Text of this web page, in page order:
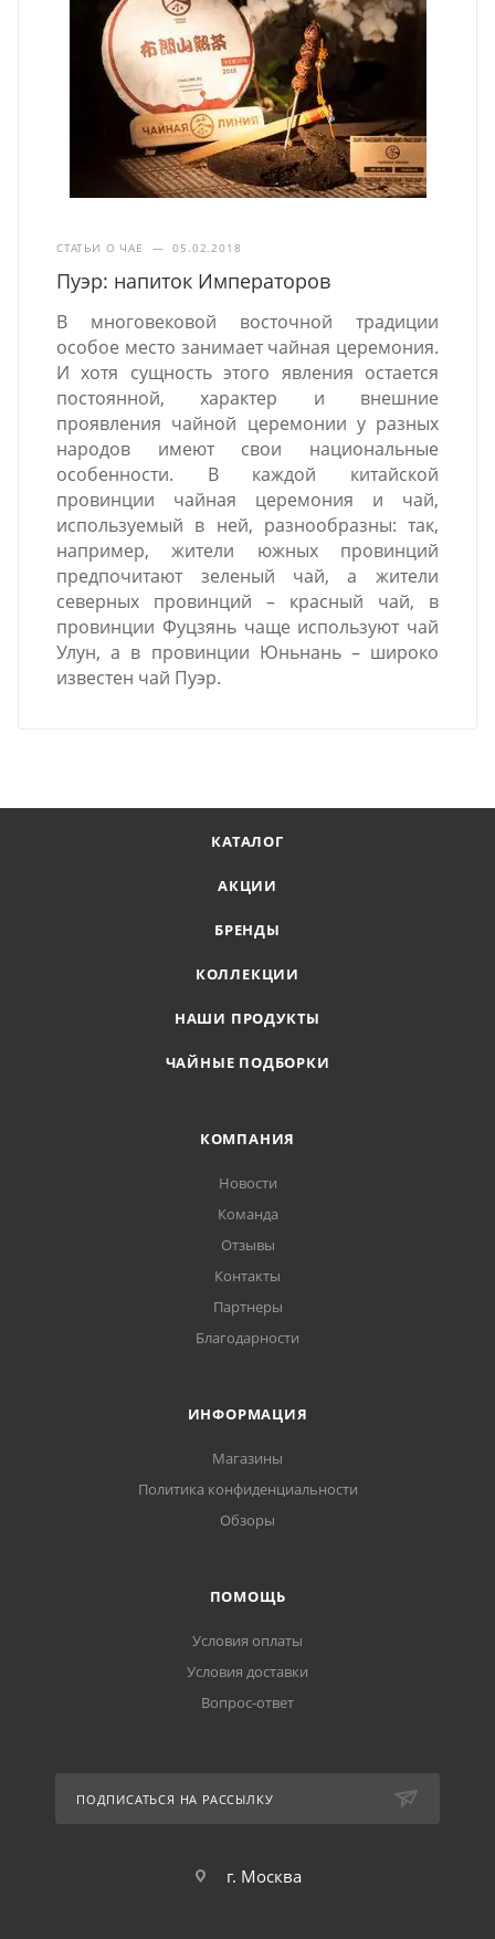
СТАТЬИ О ЧАЕ — 05.02.2018
Пуэр: напиток Императоров
В многовековой восточной традиции
особое место занимает чайная церемония.
И хотя сущность этого явления остается
постоянной, характер и внешние
проявления чайной церемонии у разных
народов имеют свои национальные
особенности. В каждой китайской
провинции чайная церемония и чай,
используемый в ней, разнообразны: так,
например, жители южных провинций
предпочитают зеленый чай, а жители
северных провинций – красный чай, в
провинции Фуцзянь чаще используют чай
Улун, а в провинции Юньнань – широко
известен чай Пуэр.
КАТАЛОГ
АКЦИИ
БРЕНДЫ
КОЛЛЕКЦИИ
НАШИ ПРОДУКТЫ
ЧАЙНЫЕ ПОДБОРКИ
КОМПАНИЯ
Новости
Команда
Отзывы
Контакты
Партнеры
Благодарности
ИНФОРМАЦИЯ
Магазины
Политика конфиденциальности
Обзоры
ПОМОЩЬ
Условия оплаты
Условия доставки
Вопрос-ответ
ПОДПИСАТЬСЯ НА РАССЫЛКУ
г. Москва